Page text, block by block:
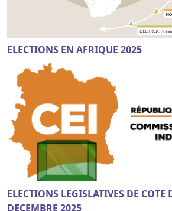
ELECTIONS EN AFRIQUE 2025
ELECTIONS LEGISLATIVES DE
DECEMBRE 2025